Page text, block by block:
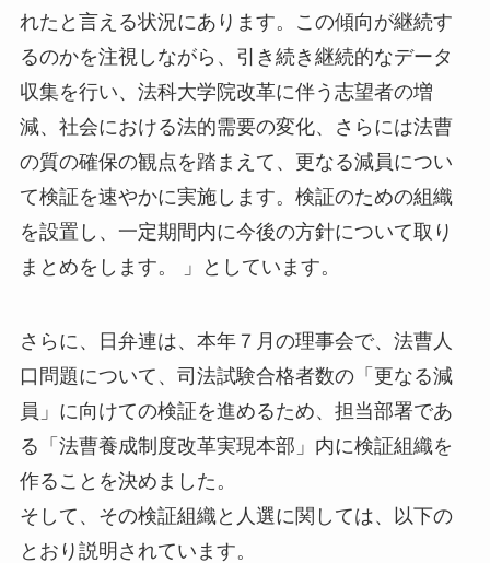
れたと言える状況にあります。この傾向が継続す
るのかを注視しながら、引き続き継続的なデータ
収集を行い、法科大学院改革に伴う志望者の増
減、社会における法的需要の変化、さらには法曹
の質の確保の観点を踏まえて、更なる減員につい
て検証を速やかに実施します。検証のための組織
を設置し、一定期間内に今後の方針について取り
まとめをします。 」としています。
さらに、日弁連は、本年７月の理事会で、法曹人
口問題について、司法試験合格者数の「更なる減
員」に向けての検証を進めるため、担当部署であ
る「法曹養成制度改革実現本部」内に検証組織を
作ることを決めました。
そして、その検証組織と人選に関しては、以下の
とおり説明されています。